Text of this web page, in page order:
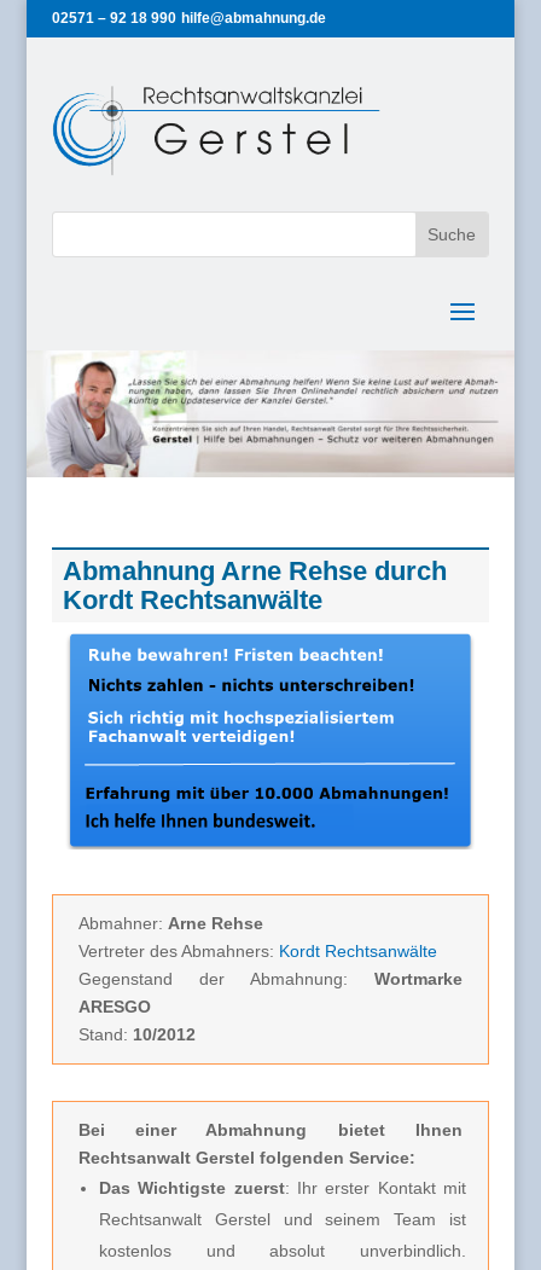
02571 – 92 18 990 hilfe@abmahnung.de
Abmahnung Arne Rehse durch
Kordt Rechtsanwälte
Abmahner: Arne Rehse
Vertreter des Abmahners: Kordt Rechtsanwälte
Gegenstand der Abmahnung:Wortmarke
ARESGO
Stand: 10/2012
Bei einer Abmahnung bietet Ihnen
Rechtsanwalt Gerstel folgenden Service:
Das Wichtigste zuerst: Ihr erster Kontakt mit
Rechtsanwalt Gerstel und seinem Team ist
kostenlos und absolut unverbindlich.